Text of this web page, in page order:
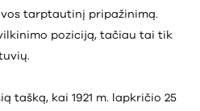
tarptautinį pripažinimą.
poziciją, tačiau tai tik
tašką, kai 1921 m. lapkričio 25